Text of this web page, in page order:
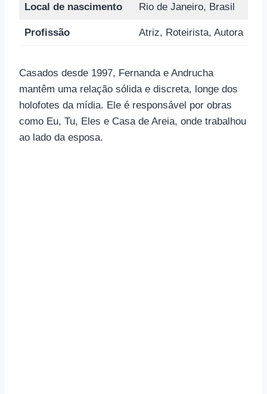
Local de nascimento Rio de Janeiro, Brasil
Profissão Atriz, Roteirista, Autora
Casados desde 1997, Fernanda e Andrucha
mantêm uma relação sólida e discreta, longe dos
holofotes da mídia. Ele é responsável por obras
como Eu, Tu, Eles e Casa de Areia, onde trabalhou
ao lado da esposa.